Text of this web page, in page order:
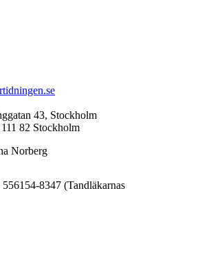
43, Stockholm
82 Stockholm
Norberg
8347 (Tandläkarnas